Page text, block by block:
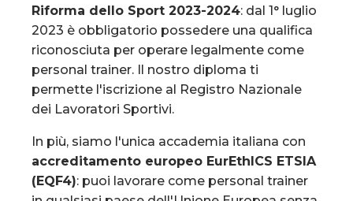
Riforma dello Sport 2023-2024: dal 1° luglio
2023 è obbligatorio possedere una qualifica
riconosciuta per operare legalmente come
personal trainer. Il nostro diploma ti
permette l'iscrizione al Registro Nazionale
dei Lavoratori Sportivi.
In più, siamo l'unica accademia italiana con
accreditamento europeo EurEthICS ETSIA
(EQF4): puoi lavorare come personal trainer